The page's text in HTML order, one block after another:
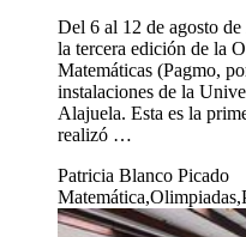
Del 6 al 12 de agosto
la tercera edición de la
Matemáticas (Pagmo,
instalaciones de la
Alajuela. Esta es la
realizó …
Patricia Blanco Picado